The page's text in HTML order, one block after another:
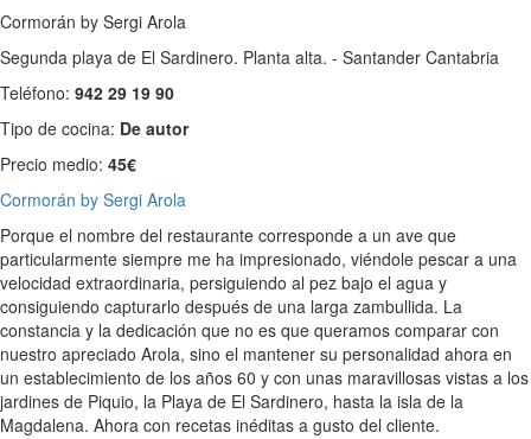
Cormorán by Sergi Arola
Segunda playa de El Sardinero. Planta alta. - Santander Cantabria
Teléfono: 942 29 19 90
Tipo de cocina: De autor
Precio medio: 45€
Cormorán by Sergi Arola
Porque el nombre del restaurante corresponde a un ave que
particularmente siempre me ha impresionado, viéndole pescar a una
velocidad extraordinaria, persiguiendo al pez bajo el agua y
consiguiendo capturarlo después de una larga zambullida. La
constancia y la dedicación que no es que queramos comparar con
nuestro apreciado Arola, sino el mantener su personalidad ahora en
un establecimiento de los años 60 y con unas maravillosas vistas a los
jardines de Piquio, la Playa de El Sardinero, hasta la isla de la
Magdalena. Ahora con recetas inéditas a gusto del cliente.